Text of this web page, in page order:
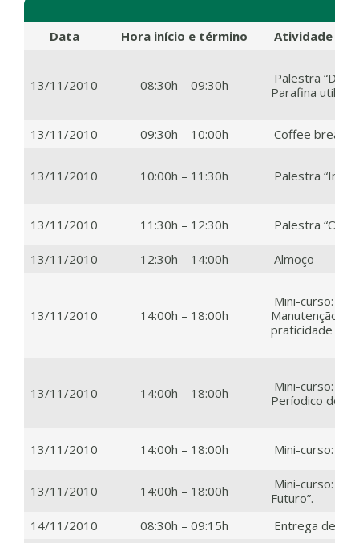
Data
Hora início e término Atividade
13/11/2010 08:30h – 09:30h
Palestra
Parafina
13/11/2010 09:30h – 10:00h Coffee break
13/11/2010 10:00h – 11:30h Palestra
13/11/2010 11:30h – 12:30h Palestra “Os
13/11/2010 12:30h – 14:00h Almoço
13/11/2010 14:00h – 18:00h
Mini-curso:
Manutenção,
praticidade e
13/11/2010 14:00h – 18:00h
Mini-curso:
Períodico de
13/11/2010 14:00h – 18:00h Mini-curso:
13/11/2010 14:00h – 18:00h
Mini-curso:
Futuro”.
14/11/2010
08:30h – 09:15h Entrega de